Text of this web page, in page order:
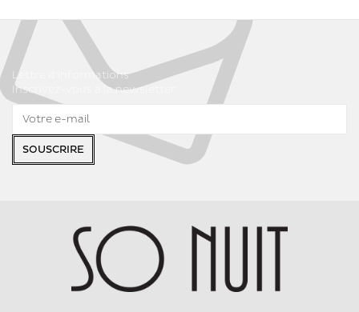
Lettre d'informations
Inscrivez-vous à la newsletter
SOUSCRIRE